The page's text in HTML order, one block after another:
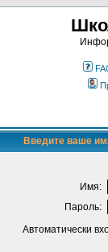
Введите ваше
Имя:
Пароль:
Автоматически